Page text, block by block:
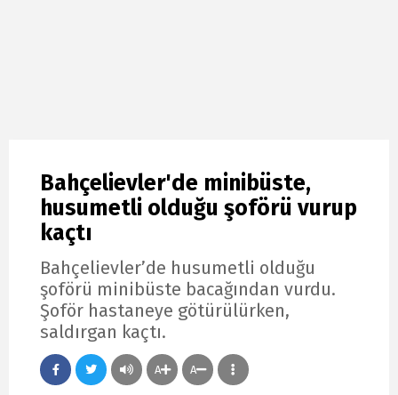
Bahçelievler'de minibüste,
husumetli olduğu şoförü vurup
kaçtı
Bahçelievler’de husumetli olduğu
şoförü minibüste bacağından vurdu.
Şoför hastaneye götürülürken,
saldırgan kaçtı.
A A